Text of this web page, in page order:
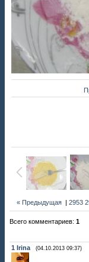
« Предыдущая |2953
Всего комментариев: 1
1 Irina (04.10.2013 09:37)